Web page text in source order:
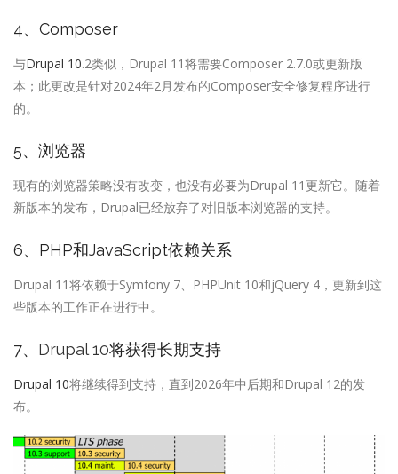
4、Composer
与Drupal 10.2类似，Drupal 11将需要Composer 2.7.0或更新版
本；此更改是针对2024年2月发布的Composer安全修复程序进行
的。
5、浏览器
现有的浏览器策略没有改变，也没有必要为Drupal 11更新它。随着
新版本的发布，Drupal已经放弃了对旧版本浏览器的支持。
6、PHP和JavaScript依赖关系
Drupal 11将依赖于Symfony 7、PHPUnit 10和jQuery 4，更新到这
些版本的工作正在进行中。
7、 Drupal 10将获得长期支持
Drupal 10将继续得到支持，直到2026年中后期和Drupal 12的发
布。